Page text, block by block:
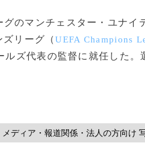
のマンチェスター・ユナイ
ズリーグ（UEFA Champions
ズ代表の監督に就任した。
メディア・報道関係・法人の方向け